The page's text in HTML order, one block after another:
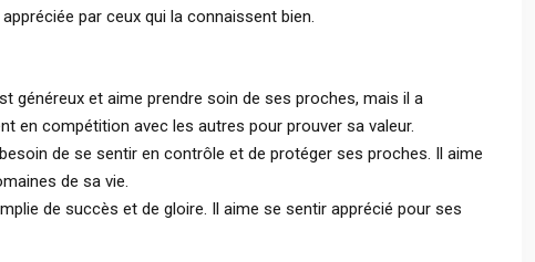
par ceux qui la connaissent bien.
généreux et aime prendre soin de ses proches, mais il a
en compétition avec les autres pour prouver sa valeur.
de se sentir en contrôle et de protéger ses proches. Il aime
de sa vie.
de succès et de gloire. Il aime se sentir apprécié pour ses